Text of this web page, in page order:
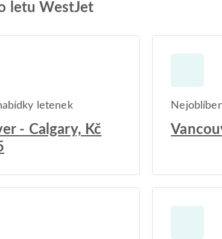
letu WestJet
letenek
- Calgary, Kč